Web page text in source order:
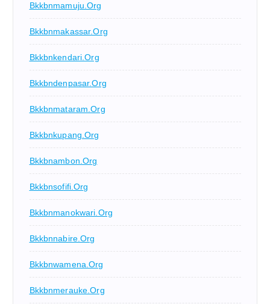
Bkkbnmamuju.org
Bkkbnmakassar.org
Bkkbnkendari.org
Bkkbndenpasar.org
Bkkbnmataram.org
Bkkbnkupang.org
Bkkbnambon.org
Bkkbnsofifi.org
Bkkbnmanokwari.org
Bkkbnnabire.org
Bkkbnwamena.org
Bkkbnmerauke.org